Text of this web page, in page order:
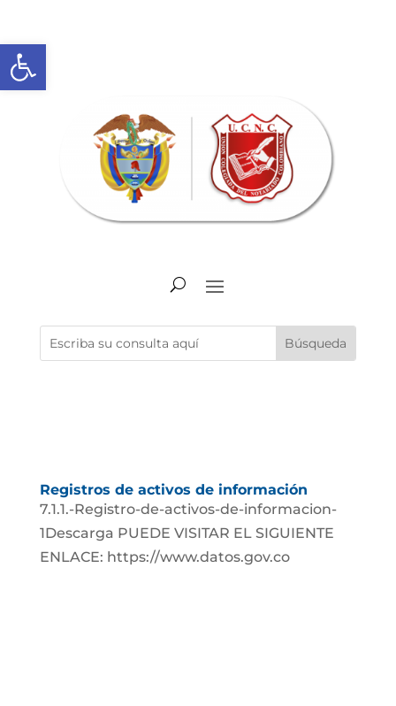
Abrir barra de herramientas
Registros de activos de información
7.1.1.-Registro-de-activos-de-informacion-
1Descarga PUEDE VISITAR EL SIGUIENTE
ENLACE: https://www.datos.gov.co